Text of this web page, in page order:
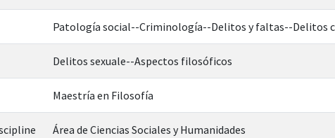
Patología social--Criminología--Delitos y faltas--Delitos
Delitos sexuale--Aspectos filosóficos
Maestría en Filosofía
Área de Ciencias Sociales y Humanidades